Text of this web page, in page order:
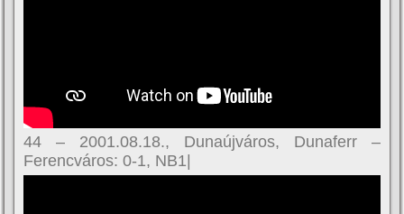
44 – 2001.08.18., Dunaújváros, Dunaferr –
Ferencváros: 0-1, NB1|